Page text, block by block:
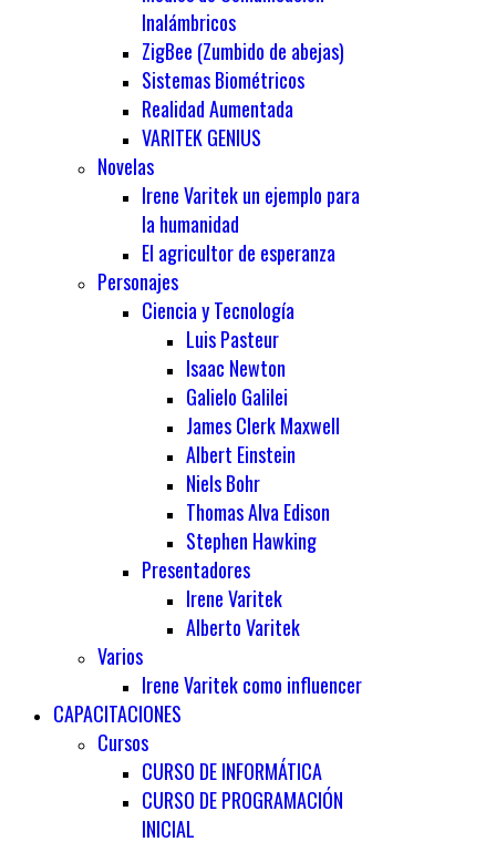
Inalámbricos
ZigBee (Zumbido de abejas)
Sistemas Biométricos
Realidad Aumentada
VARITEK GENIUS
Novelas
Irene Varitek un ejemplo para
la humanidad
El agricultor de esperanza
Personajes
Ciencia y Tecnología
Luis Pasteur
Isaac Newton
Galielo Galilei
James Clerk Maxwell
Albert Einstein
Niels Bohr
Thomas Alva Edison
Stephen Hawking
Presentadores
Irene Varitek
Alberto Varitek
Varios
Irene Varitek como influencer
CAPACITACIONES
Cursos
CURSO DE INFORMÁTICA
CURSO DE PROGRAMACIÓN
INICIAL